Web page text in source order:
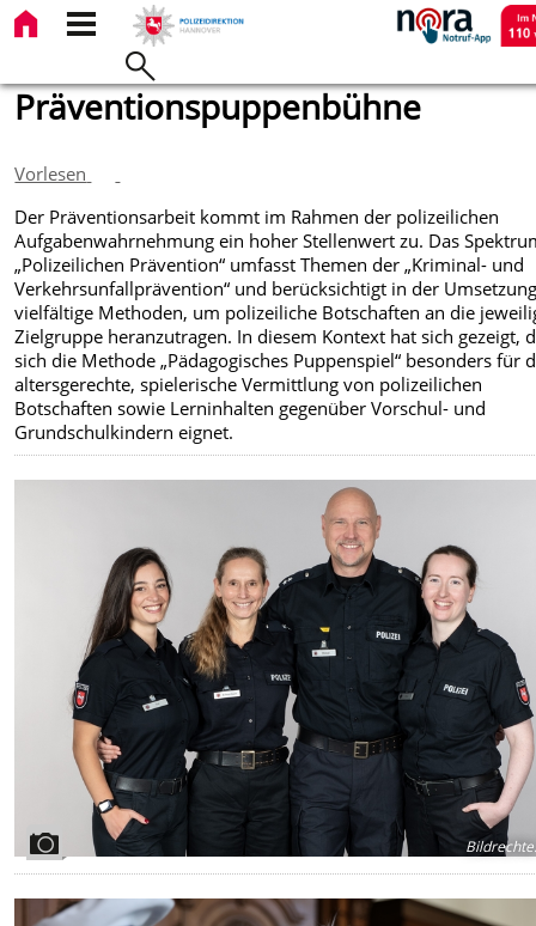
Präventionspuppenbühne
Vorlesen
Der Präventionsarbeit kommt im Rahmen der polizeilichen
Aufgabenwahrnehmung ein hoher Stellenwert zu. Das
„Polizeilichen Prävention“ umfasst Themen der „Kriminal- und
Verkehrsunfallprävention“ und berücksichtigt in der
vielfältige Methoden, um polizeiliche Botschaften an die
Zielgruppe heranzutragen. In diesem Kontext hat sich gezeigt,
sich die Methode „Pädagogisches Puppenspiel“ besonders für
altersgerechte, spielerische Vermittlung von polizeilichen
Botschaften sowie Lerninhalten gegenüber Vorschul- und
Grundschulkindern eignet.
Bildrechte: